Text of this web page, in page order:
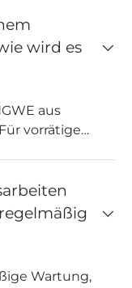
bei
-Rahmen ist auf
Zuladung zu
ist
wird es
aus
vorrätige
beträgt in der
wird
mit
Pedale
Wartung,